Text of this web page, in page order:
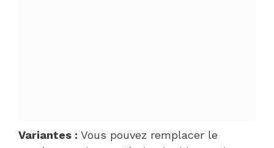
Variantes : Vous pouvez remplacer le